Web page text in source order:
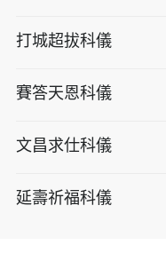
打城超拔科儀
賽答天恩科儀
文昌求仕科儀
延壽祈福科儀